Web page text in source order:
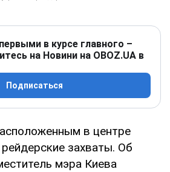
в курсе главного –
на Новини на OBOZ.UA в
Подписаться
в центре
захваты. Об
мэра Киева